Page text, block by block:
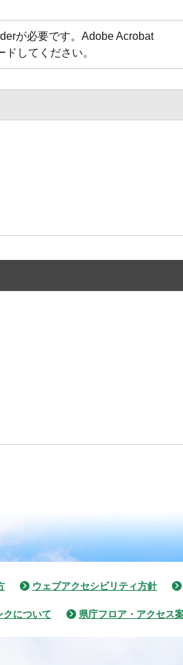
が必要です。Adobe Acrobat
してください。
ウェブアクセシビリティ方針
クについて 県庁フロア・アクセス